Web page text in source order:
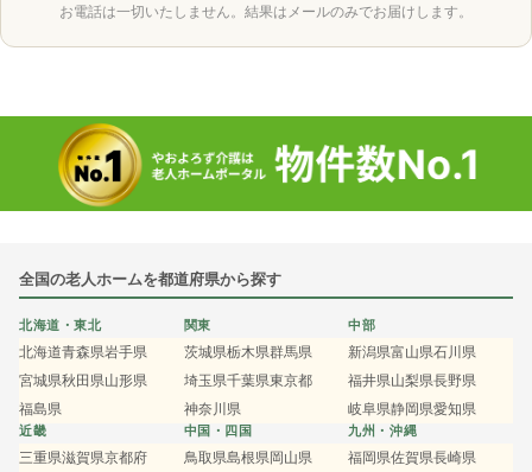
お電話は一切いたしません。結果はメールのみでお届けします。
全国の老人ホームを都道府県から探す
北海道・東北
北海道青森県岩手県
宮城県秋田県山形県
福島県
関東
茨城県栃木県群馬県
埼玉県千葉県東京都
神奈川県
中部
新潟県富山県石川県
福井県山梨県長野県
岐阜県静岡県愛知県
近畿
三重県滋賀県京都府
中国・四国
鳥取県島根県岡山県
九州・沖縄
福岡県佐賀県長崎県